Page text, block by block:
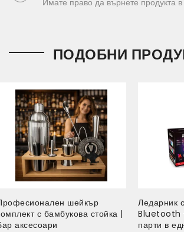
Имате право да върнете продукта
ПОДОБНИ
шейкър
с бамбукова стойка |
аксесоари
Ледарник
Bluetooth
парти в